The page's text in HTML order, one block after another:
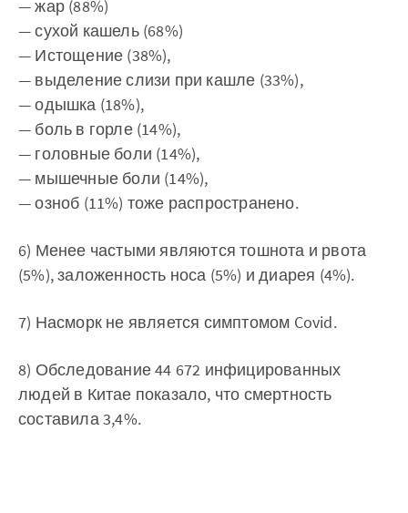
— жар (88%)
— сухой кашель (68%)
— Истощение (38%),
— выделение слизи при кашле (33%),
— одышка (18%),
— боль в горле (14%),
— головные боли (14%),
— мышечные боли (14%),
— озноб (11%) тоже распространено.
6) Менее частыми являются тошнота и рвота
(5%), заложенность носа (5%) и диарея (4%).
7) Насморк не является симптомом Covid.
8) Обследование 44 672 инфицированных
людей в Китае показало, что смертность
составила 3,4%.